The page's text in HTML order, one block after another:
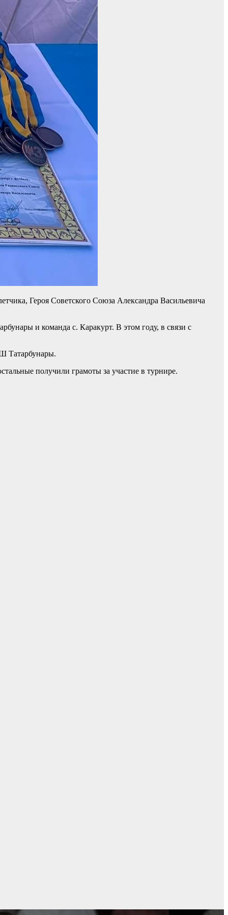
Героя Советского Союза Александра Васильевича
и команда с. Каракурт. В этом году, в связи с
Татарбунары.
получили грамоты за участие в турнире.